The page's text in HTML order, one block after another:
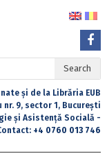
Search
și de la Librăria EUB
nr. 9, sector 1, București
și Asistență Socială -
+4 0760 013 746